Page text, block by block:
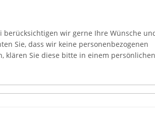
wir gerne Ihre Wünsche
Sie, dass wir keine personenbezogenen
klären Sie diese bitte in einem persönlichen